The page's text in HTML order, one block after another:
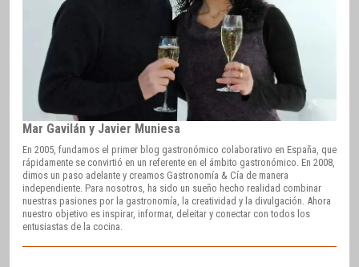
Mar Gavilán y Javier Muniesa
En 2005, fundamos el primer blog gastronómico colaborativo en España, que
rápidamente se convirtió en un referente en el ámbito gastronómico. En 2008,
dimos un paso adelante y creamos Gastronomía & Cía de manera
independiente. Para nosotros, ha sido un sueño hecho realidad combinar
nuestras pasiones por la gastronomía, la creatividad y la divulgación. Ahora
nuestro objetivo es inspirar, informar, deleitar y conectar con todos los
entusiastas de la cocina.